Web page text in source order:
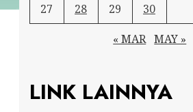
27
28 29
30
« MAR MAY »
LINK LAINNYA